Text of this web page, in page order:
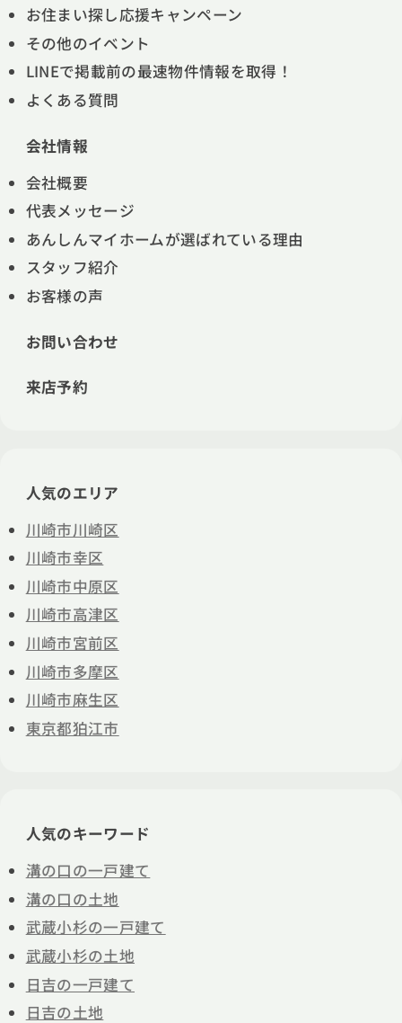
お住まい探し応援キャンペーン
その他のイベント
LINEで掲載前の最速物件情報を取得！
よくある質問
会社情報
会社概要
代表メッセージ
あんしんマイホームが選ばれている理由
スタッフ紹介
お客様の声
お問い合わせ
来店予約
人気のエリア
川崎市川崎区
川崎市幸区
川崎市中原区
川崎市高津区
川崎市宮前区
川崎市多摩区
川崎市麻生区
東京都狛江市
人気のキーワード
溝の口の一戸建て
溝の口の土地
武蔵小杉の一戸建て
武蔵小杉の土地
日吉の一戸建て
日吉の土地